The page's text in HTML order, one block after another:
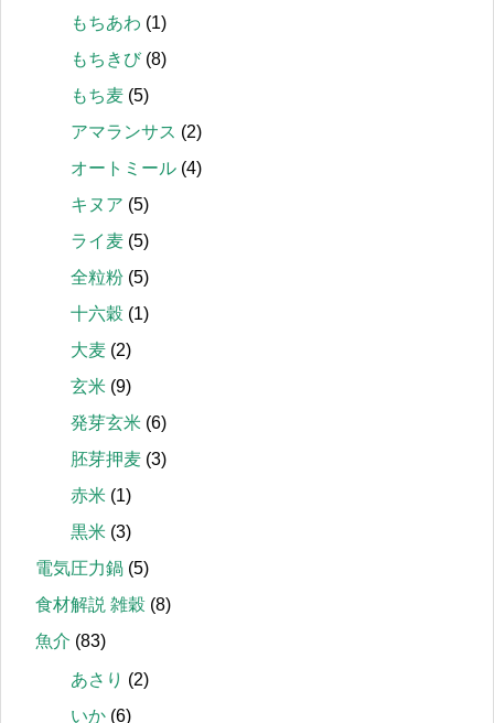
もちあわ (1)
もちきび(8)
もち麦 (5)
アマランサス (2)
オートミール (4)
キヌア (5)
ライ麦 (5)
全粒粉 (5)
十六穀 (1)
大麦 (2)
玄米 (9)
発芽玄米 (6)
胚芽押麦 (3)
赤米 (1)
黒米 (3)
電気圧力鍋 (5)
食材解説 雑穀 (8)
魚介 (83)
あさり (2)
いか (6)